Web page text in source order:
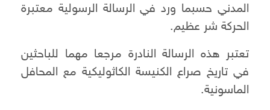
المدني حسبما ورد في الرسالة الرسولية معتبرة
الحركة شر عظيم.
تعتبر هذه الرسالة النادرة مرجعا مهما للباحثين
في تاريخ صراع الكنيسة الكاثوليكية مع المحافل
الماسونية.